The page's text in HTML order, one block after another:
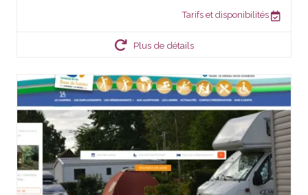
Tarifs et disponibilités
Plus de détails